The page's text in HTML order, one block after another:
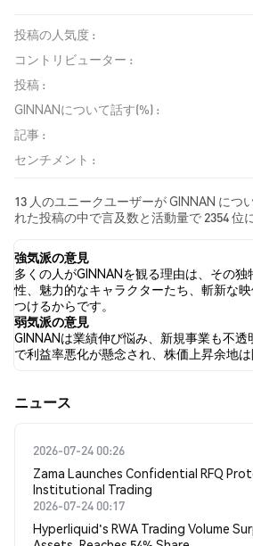
投稿の人気度 :
コントリビューター :
投稿 :
GINNANについて話す(%) :
記事 :
センチメント :
13 人のユニークユーザーが GINNAN につ
れた投稿の中で言及数と活動量で 2354 位
の感情は 強気 でした。 最後に、GINNAN
0 件公開されました。 Twitterでは、5.00%
情を示し、5.00% のツイートが弱気の感情
のツイートは GINNAN に対して中立的で
は 20 件のツイートに基づいています。
強気派の意見
多くの人がGINNANを観る理由は、その
性、魅力的なキャラクターたち、斬新な
つけるからです。
弱気派の意見
GINNANは業績伸び悩み、新規事業も不
で利益率悪化が懸念され、株価上昇余地は
​​ニュース​​
2026-07-24 00:26
Zama Launches Confidential RFQ
Institutional Trading
2026-07-24 00:17
Hyperliquid's RWA Trading Volume